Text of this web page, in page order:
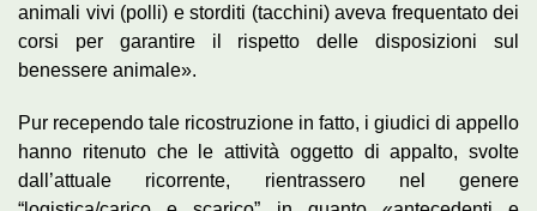
animali vivi (polli) e storditi (tacchini) aveva frequentato dei
corsi per garantire il rispetto delle disposizioni sul
benessere animale».
Pur recependo tale ricostruzione in fatto, i giudici di appello
hanno ritenuto che le attività oggetto di appalto, svolte
dall’attuale ricorrente, rientrassero nel genere